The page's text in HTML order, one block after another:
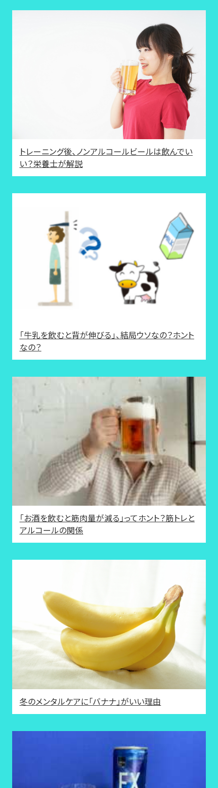
トレーニング後、ノンアルコールビールは飲んでい
い？栄養士が解説
「牛乳を飲むと背が伸びる」、結局ウソなの？ホント
なの？
「お酒を飲むと筋肉量が減る」ってホント？筋トレと
アルコールの関係
冬のメンタルケアに「バナナ」がいい理由